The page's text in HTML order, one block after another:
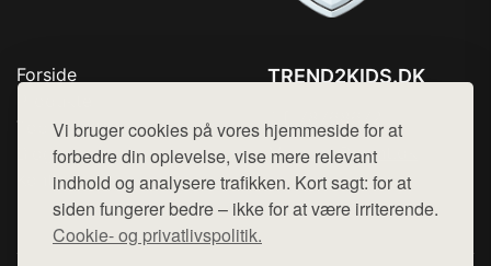
Vi bruger cookies på vores hjemmeside for at
forbedre din oplevelse, vise mere relevant
indhold og analysere trafikken. Kort sagt: for at
siden fungerer bedre – ikke for at være irriterende.
Cookie- og privatlivspolitik.
Forside
Top Rabatter
Blog
Kontakt
TREND2KIDS.DK
Mail: hej@want.dk
Cookie- og privatlivspolitik